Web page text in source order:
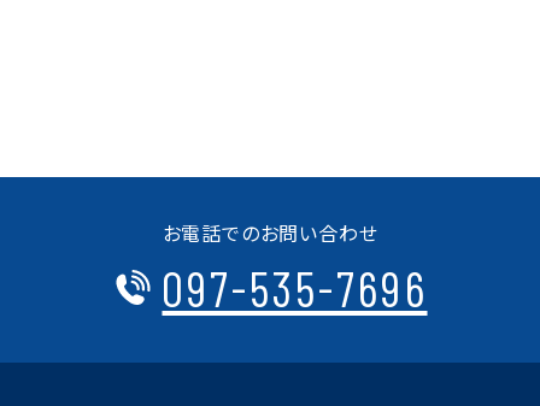
お電話でのお問い合わせ
097-535-7696